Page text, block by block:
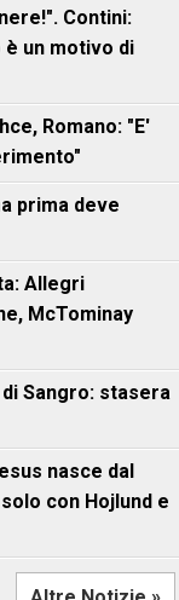
Contini:
un motivo di
Romano: "E'
prima deve
Allegri
McTominay
Sangro: stasera
nasce dal
con Hojlund e